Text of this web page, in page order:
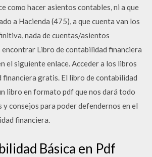
como hacer asientos contables, ni a que
a Hacienda (475), a que cuenta van los
nada de cuentas/asientos
encontrar Libro de contabilidad financiera
el siguiente enlace. Acceder a los libros
financiera gratis. El libro de contabilidad
libro en formato pdf que nos dará todo
consejos para poder defendernos en el
financiera.
Básica en Pdf